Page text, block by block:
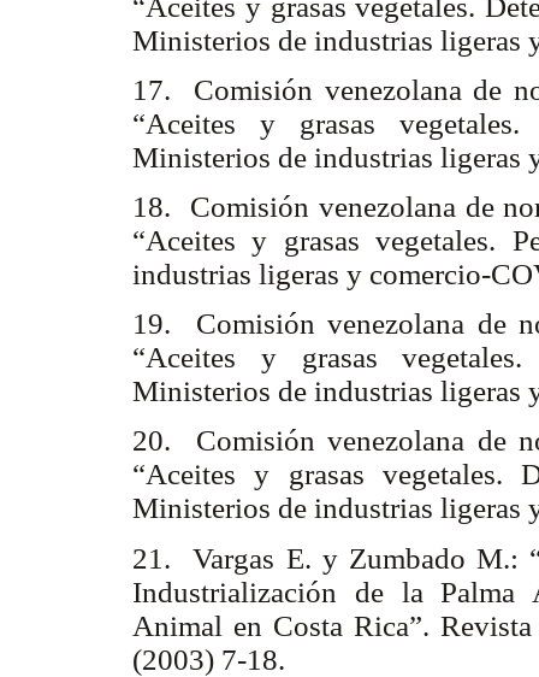
Ministerios de industrias ligeras
17. Comisión venezolana de
“Aceites y grasas
Ministerios de industrias ligeras
18. Comisión venezolana de
“Aceites y grasas vegetales.
industrias ligeras y comercio-
19. Comisión venezolana de
“Aceites y grasas
Ministerios de industrias ligeras
20. Comisión venezolana de
“Aceites y grasas vegetales.
Ministerios de industrias ligeras
21. Vargas E. y Zumbado M.:
Industrialización de la
Animal en Costa Rica”.
(2003) 7-18.